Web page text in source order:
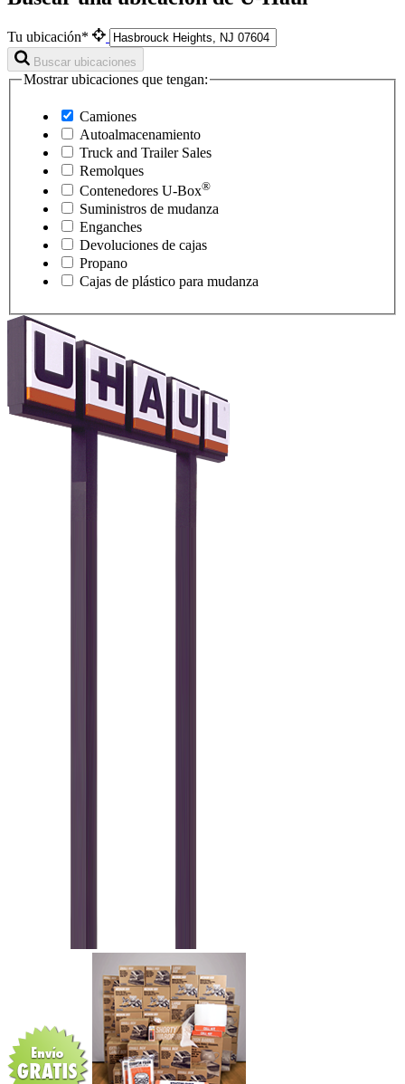
Tu ubicación*
Buscar ubicaciones
Mostrar ubicaciones que tengan:
Camiones
Autoalmacenamiento
Truck and Trailer Sales
Remolques
Contenedores U-Box®
Suministros de mudanza
Enganches
Devoluciones de cajas
Propano
Cajas de plástico para mudanza